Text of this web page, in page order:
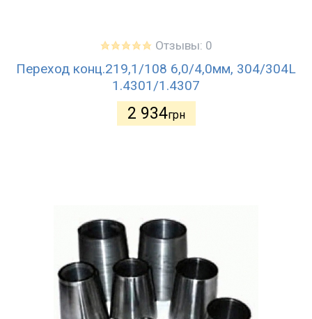
Отзывы: 0
Переход конц.219,1/108 6,0/4,0мм, 304/304L
1.4301/1.4307
2 934грн